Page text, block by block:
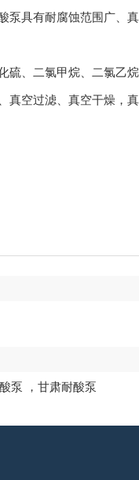
具有耐腐蚀范围广、
、二氯甲烷、二氯乙
空过滤、真空干燥，
泵 ， 甘肃耐酸泵